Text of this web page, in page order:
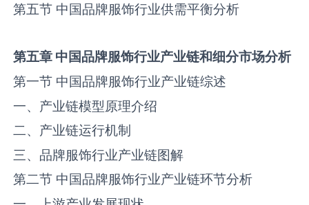
第五节 中国品牌服饰行业供需平衡分析
第五章 中国品牌服饰行业产业链和细分市场分析
第一节 中国品牌服饰行业产业链综述
一、产业链模型原理介绍
二、产业链运行机制
三、品牌服饰行业产业链图解
第二节 中国品牌服饰行业产业链环节分析